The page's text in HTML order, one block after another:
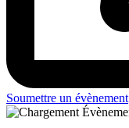
Soumettre un évènement